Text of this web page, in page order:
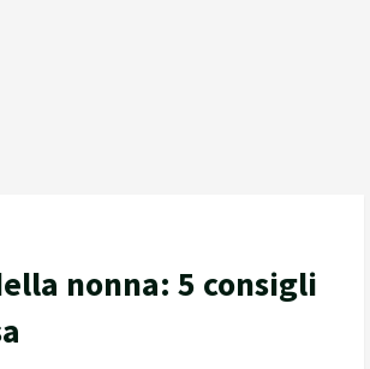
nonna: 5 consigli